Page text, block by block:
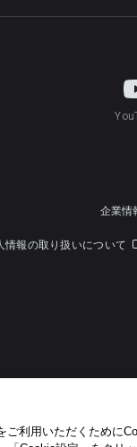
企業情
情報の取り扱いについて
利用いただくために